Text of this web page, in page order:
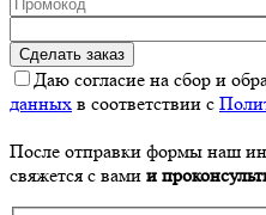
Даю согласие на сбор и
данных в соответствии с
После отправки формы наш
свяжется с вами и